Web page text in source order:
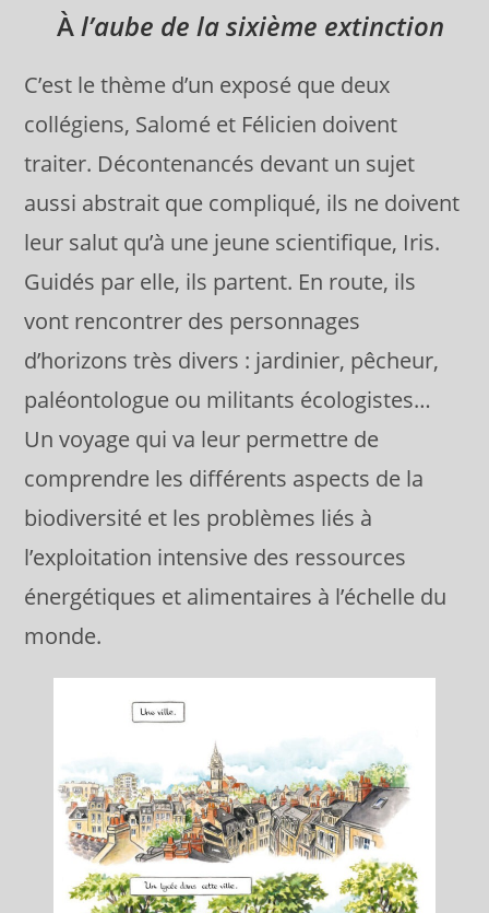
Àl’aube de la sixième extinction
C’est le thème d’un exposé que deux
collégiens, Salomé et Félicien doivent
traiter. Décontenancés devant un sujet
aussi abstrait que compliqué, ils ne doivent
leur salut qu’à une jeune scientifique, Iris.
Guidés par elle, ils partent. En route, ils
vont rencontrer des personnages
d’horizons très divers : jardinier, pêcheur,
paléontologue ou militants écologistes…
Un voyage qui va leur permettre de
comprendre les différents aspects de la
biodiversité et les problèmes liés à
l’exploitation intensive des ressources
énergétiques et alimentaires à l’échelle du
monde.